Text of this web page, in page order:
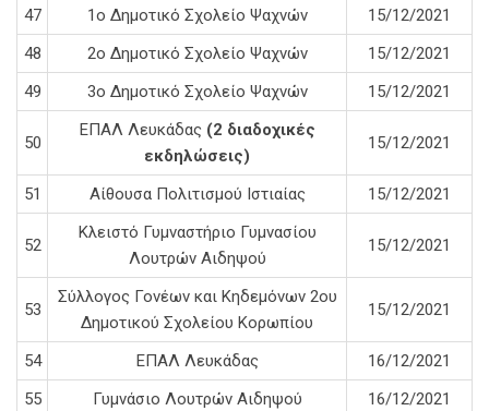
47
1ο Δημοτικό Σχολείο Ψαχνών
15/12/2021
48
2ο Δημοτικό Σχολείο Ψαχνών
15/12/2021
49
3ο Δημοτικό Σχολείο Ψαχνών 15/12/2021
50
ΕΠΑΛ Λευκάδας (2 διαδοχικές
εκδηλώσεις)
15/12/2021
51 Αίθουσα Πολιτισμού Ιστιαίας 15/12/2021
52
Κλειστό Γυμναστήριο Γυμνασίου
Λουτρών Αιδηψού
15/12/2021
53
Σύλλογος Γονέων και Κηδεμόνων 2ου
Δημοτικού Σχολείου Κορωπίου
15/12/2021
54 ΕΠΑΛ Λευκάδας
16/12/2021
55
Γυμνάσιο Λουτρών Αιδηψού
16/12/2021